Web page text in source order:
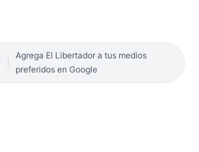
Agrega El Libertador a tus medios
preferidos en Google